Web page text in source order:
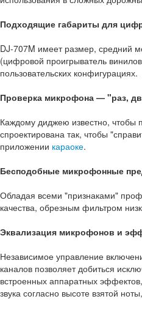
Подходящие габариты для
DJ-707M имеет размер, средний
(цифровой проигрыватель
пользовательских конфигурациях.
Проверка микрофона — "раз,
Каждому диджею известно, чтобы
спроектирована так, чтобы
приложении караоке.
Бесподобные микрофонные
Обладая всеми "признаками"
качества, обрезным фильтром
Эквализация микрофонов и
Независимое управление
каналов позволяет добиться
встроенных аппаратных
звука согласно высоте взятой